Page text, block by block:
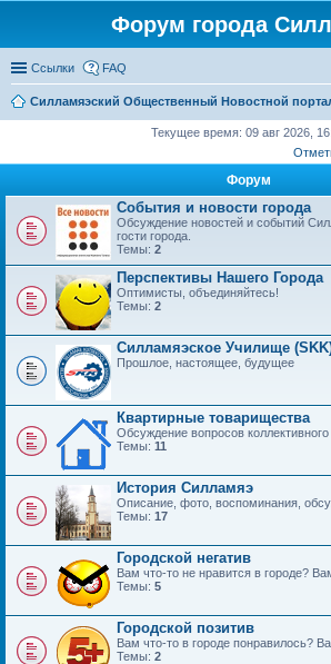
Форум города
Ссылки FAQ
Силламяэский Общественный Новостной
Текущее время: 09 авг 2026,
Форум
События и новости города
Обсуждение новостей и событий
гости города.
Темы: 2
Перспективы Нашего Города
Оптимисты, объединяйтесь!
Темы: 2
Силламяэское Училище
Прошлое, настоящее, будущее
Квартирные товарищества
Обсуждение вопросов коллективного
Темы: 11
История Силламяэ
Описание, фото, воспоминания,
Темы: 17
Городской негатив
Вам что-то не нравится в городе?
Темы: 5
Городской позитив
Вам что-то в городе понравилось?
Темы: 2